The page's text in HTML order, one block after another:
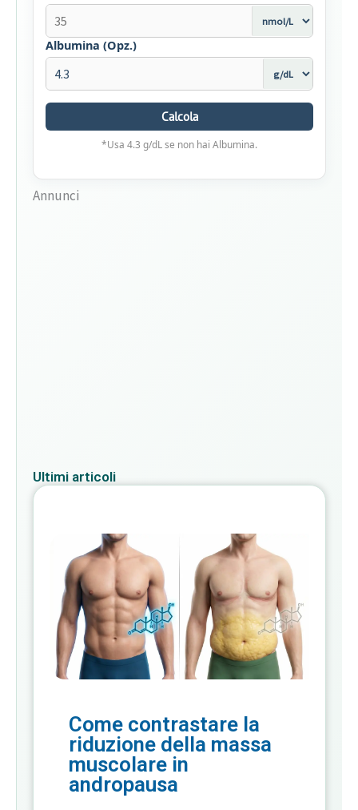
Albumina (Opz.)
Calcola
*Usa 4.3 g/dL se non hai Albumina.
Annunci
Ultimi articoli
Come contrastare la
riduzione della massa
muscolare in
andropausa